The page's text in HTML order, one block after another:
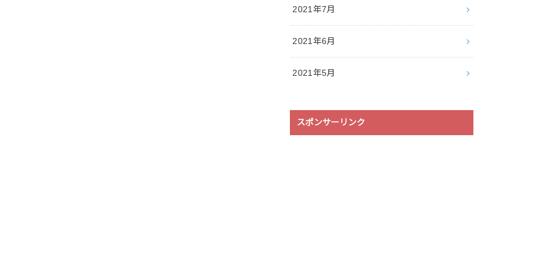
2021年7月
2021年6月
2021年5月
スポンサーリンク